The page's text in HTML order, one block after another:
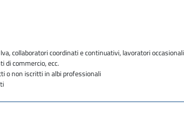
collaboratori coordinati e continuativi, lavoratori occasionali
di commercio, ecc.
o non iscritti in albi professionali